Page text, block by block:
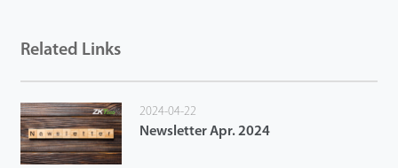
Related Links
2024-04-22
Newsletter Apr. 2024